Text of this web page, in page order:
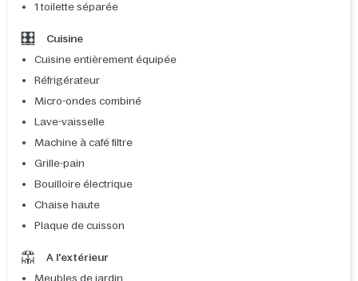
1 toilette séparée
Cuisine
Cuisine entièrement équipée
Réfrigérateur
Micro-ondes combiné
Lave-vaisselle
Machine à café filtre
Grille-pain
Bouilloire électrique
Chaise haute
Plaque de cuisson
A l'extérieur
Meubles de jardin